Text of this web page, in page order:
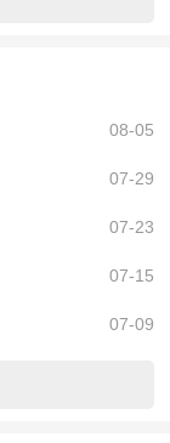
08-05
07-29
07-23
07-15
07-09